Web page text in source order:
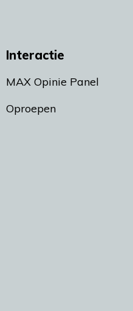
Interactie
MAX Opinie Panel
Oproepen